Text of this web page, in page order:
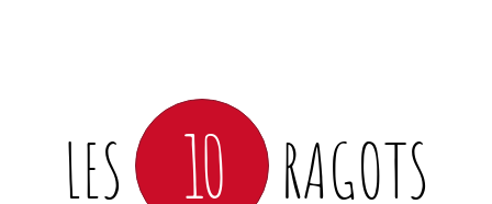
LES 10 RAGOTS